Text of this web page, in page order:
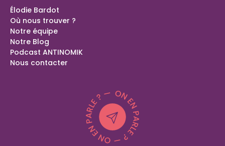
Élodie Bardot
Où nous trouver ?
Notre équipe
Notre Blog
Podcast ANTINOMIK
Nous contacter
Bilan de compétences Domont (95)
Bilan de compétences Langolen (29)
Bilan de compétences Peillonnex (74)
Coaching spécial parents